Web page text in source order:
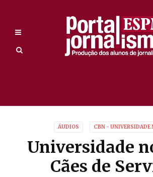
ÁUDIOS CBN - UNIVERSIDADE
Universidade
Cães de